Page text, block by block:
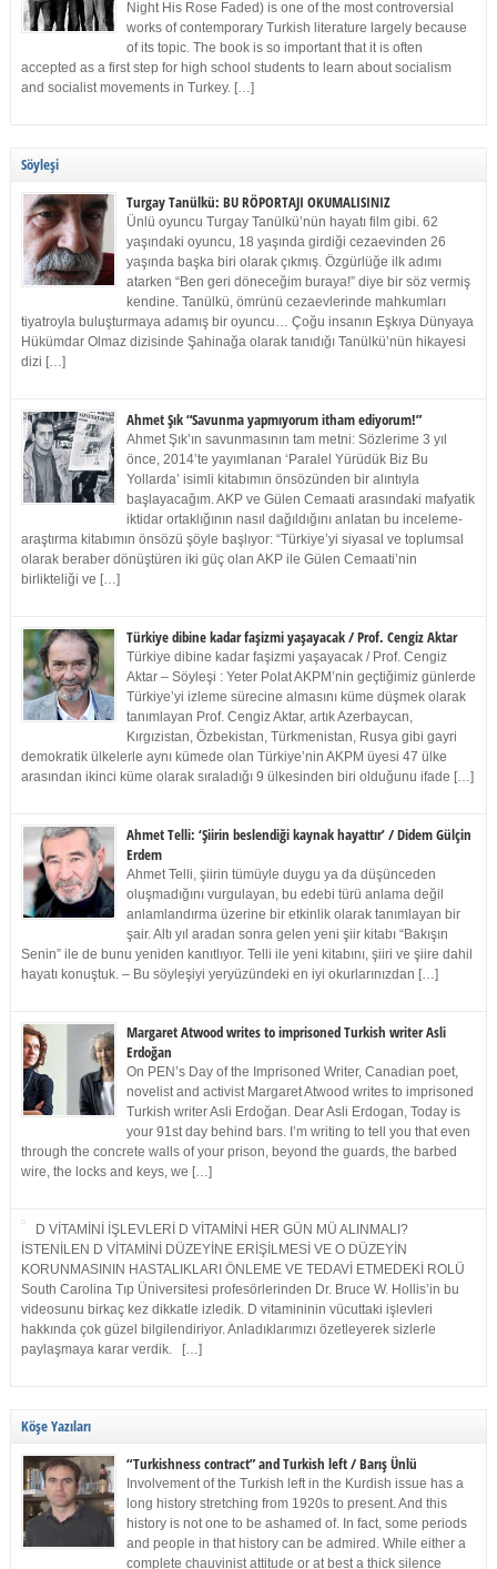
Night His Rose Faded) is one of the most controversial
works of contemporary Turkish literature largely because
of its topic. The book is so important that it is often
accepted as a first step for high school students to learn about socialism
and socialist movements in Turkey. […]
Söyleşi
Turgay Tanülkü: BU RÖPORTAJI OKUMALISINIZ
Ünlü oyuncu Turgay Tanülkü’nün hayatı film gibi. 62
yaşındaki oyuncu, 18 yaşında girdiği cezaevinden 26
yaşında başka biri olarak çıkmış. Özgürlüğe ilk adımı
atarken “Ben geri döneceğim buraya!” diye bir söz vermiş
kendine. Tanülkü, ömrünü cezaevlerinde mahkumları
tiyatroyla buluşturmaya adamış bir oyuncu… Çoğu insanın Eşkıya Dünyaya
Hükümdar Olmaz dizisinde Şahinağa olarak tanıdığı Tanülkü’nün hikayesi
dizi […]
Ahmet Şık “Savunma yapmıyorum itham ediyorum!”
Ahmet Şık’ın savunmasının tam metni: Sözlerime 3 yıl
önce, 2014’te yayımlanan ‘Paralel Yürüdük Biz Bu
Yollarda’ isimli kitabımın önsözünden bir alıntıyla
başlayacağım. AKP ve Gülen Cemaati arasındaki mafyatik
iktidar ortaklığının nasıl dağıldığını anlatan bu inceleme-
araştırma kitabımın önsözü şöyle başlıyor: “Türkiye’yi siyasal ve toplumsal
olarak beraber dönüştüren iki güç olan AKP ile Gülen Cemaati’nin
birlikteliği ve […]
Türkiye dibine kadar faşizmi yaşayacak / Prof. Cengiz Aktar
Türkiye dibine kadar faşizmi yaşayacak / Prof. Cengiz
Aktar – Söyleşi : Yeter Polat AKPM’nin geçtiğimiz günlerde
Türkiye’yi izleme sürecine almasını küme düşmek olarak
tanımlayan Prof. Cengiz Aktar, artık Azerbaycan,
Kırgızistan, Özbekistan, Türkmenistan, Rusya gibi gayri
demokratik ülkelerle aynı kümede olan Türkiye’nin AKPM üyesi 47 ülke
arasından ikinci küme olarak sıraladığı 9 ülkesinden biri olduğunu ifade […]
Ahmet Telli: ‘Şiirin beslendiği kaynak hayattır’ / Didem Gülçin
Erdem
Ahmet Telli, şiirin tümüyle duygu ya da düşünceden
oluşmadığını vurgulayan, bu edebi türü anlama değil
anlamlandırma üzerine bir etkinlik olarak tanımlayan bir
şair. Altı yıl aradan sonra gelen yeni şiir kitabı “Bakışın
Senin” ile de bunu yeniden kanıtlıyor. Telli ile yeni kitabını, şiiri ve şiire dahil
hayatı konuştuk. – Bu söyleşiyi yeryüzündeki en iyi okurlarınızdan […]
Margaret Atwood writes to imprisoned Turkish writer Asli
Erdoğan
On PEN’s Day of the Imprisoned Writer, Canadian poet,
novelist and activist Margaret Atwood writes to imprisoned
Turkish writer Asli Erdoğan. Dear Asli Erdogan, Today is
your 91st day behind bars. I’m writing to tell you that even
through the concrete walls of your prison, beyond the guards, the barbed
wire, the locks and keys, we […]
D VİTAMİNİ İŞLEVLERİ D VİTAMİNİ HER GÜN MÜ ALINMALI?
İSTENİLEN D VİTAMİNİ DÜZEYİNE ERİŞİLMESİ VE O DÜZEYİN
KORUNMASININ HASTALIKLARI ÖNLEME VE TEDAVİ ETMEDEKİ ROLÜ
South Carolina Tıp Üniversitesi profesörlerinden Dr. Bruce W. Hollis’in bu
videosunu birkaç kez dikkatle izledik. D vitamininin vücuttaki işlevleri
hakkında çok güzel bilgilendiriyor. Anladıklarımızı özetleyerek sizlerle
paylaşmaya karar verdik. […]
Köşe Yazıları
“Turkishness contract” and Turkish left / Barış Ünlü
Involvement of the Turkish left in the Kurdish issue has a
long history stretching from 1920s to present. And this
history is not one to be ashamed of. In fact, some periods
and people in that history can be admired. While either a
complete chauvinist attitude or at best a thick silence